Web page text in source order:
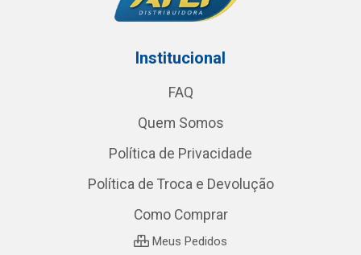
Institucional
FAQ
Quem Somos
Política de Privacidade
Política de Troca e Devolução
Como Comprar
Meus Pedidos